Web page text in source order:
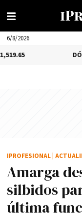
6/8/2026
Amarga
silbidos
última
IPROFESIONAL